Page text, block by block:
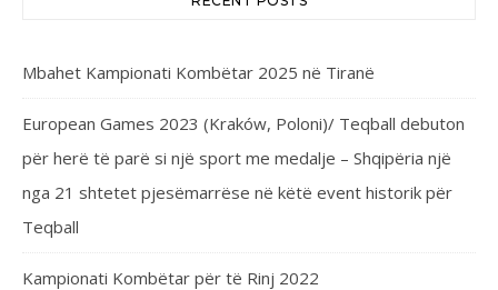
Mbahet Kampionati Kombëtar 2025 në Tiranë
European Games 2023 (Kraków, Poloni)/ Teqball debuton
për herë të parë si një sport me medalje – Shqipëria një
nga 21 shtetet pjesëmarrëse në këtë event historik për
Teqball
Kampionati Kombëtar për të Rinj 2022